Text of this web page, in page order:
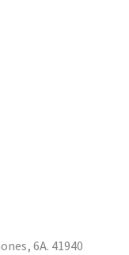
6A. 41940